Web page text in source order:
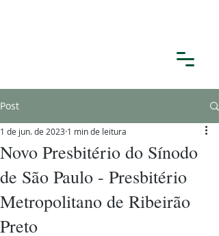
Post
Novo Presbitério do Sínodo
de São Paulo - Presbitério
Metropolitano de Ribeirão
Preto
1 de jun. de 2023 1 min de leitura